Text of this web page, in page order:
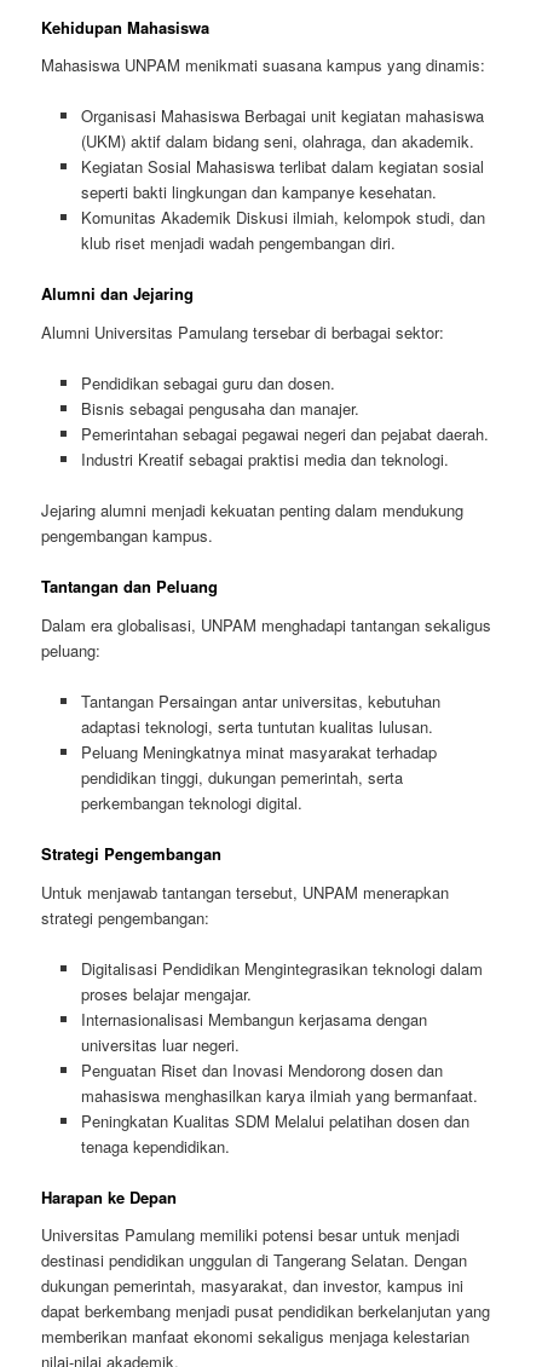
Kehidupan Mahasiswa
Mahasiswa UNPAM menikmati suasana kampus yang dinamis:
Organisasi Mahasiswa Berbagai unit kegiatan mahasiswa
(UKM) aktif dalam bidang seni, olahraga, dan akademik.
Kegiatan Sosial Mahasiswa terlibat dalam kegiatan sosial
seperti bakti lingkungan dan kampanye kesehatan.
Komunitas Akademik Diskusi ilmiah, kelompok studi, dan
klub riset menjadi wadah pengembangan diri.
Alumni dan Jejaring
Alumni Universitas Pamulang tersebar di berbagai sektor:
Pendidikan sebagai guru dan dosen.
Bisnis sebagai pengusaha dan manajer.
Pemerintahan sebagai pegawai negeri dan pejabat daerah.
Industri Kreatif sebagai praktisi media dan teknologi.
Jejaring alumni menjadi kekuatan penting dalam mendukung
pengembangan kampus.
Tantangan dan Peluang
Dalam era globalisasi, UNPAM menghadapi tantangan sekaligus
peluang:
Tantangan Persaingan antar universitas, kebutuhan
adaptasi teknologi, serta tuntutan kualitas lulusan.
Peluang Meningkatnya minat masyarakat terhadap
pendidikan tinggi, dukungan pemerintah, serta
perkembangan teknologi digital.
Strategi Pengembangan
Untuk menjawab tantangan tersebut, UNPAM menerapkan
strategi pengembangan:
Digitalisasi Pendidikan Mengintegrasikan teknologi dalam
proses belajar mengajar.
Internasionalisasi Membangun kerjasama dengan
universitas luar negeri.
Penguatan Riset dan Inovasi Mendorong dosen dan
mahasiswa menghasilkan karya ilmiah yang bermanfaat.
Peningkatan Kualitas SDM Melalui pelatihan dosen dan
tenaga kependidikan.
Harapan ke Depan
Universitas Pamulang memiliki potensi besar untuk menjadi
destinasi pendidikan unggulan di Tangerang Selatan. Dengan
dukungan pemerintah, masyarakat, dan investor, kampus ini
dapat berkembang menjadi pusat pendidikan berkelanjutan yang
memberikan manfaat ekonomi sekaligus menjaga kelestarian
nilai-nilai akademik.